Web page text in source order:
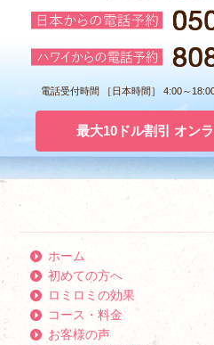
電話受付時間 ［日本時間］ 4:00～
最大10ドル割引 オン
ホーム
初めての方へ
ロミロミの効果
コース・料金
お客様の声